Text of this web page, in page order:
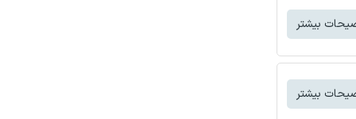
بیشتر
بیشتر